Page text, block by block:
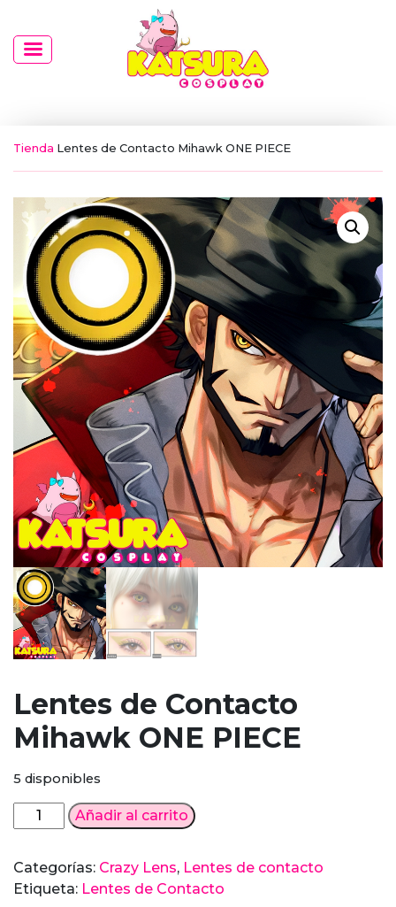
Tienda Lentes de Contacto Mihawk ONE PIECE
Lentes de Contacto
Mihawk ONE PIECE
5 disponibles
Lentes
de
Mihawk
ONE
Añadir al carrito
Categorías: Crazy Lens, Lentes de contacto
Etiqueta: Lentes de Contacto